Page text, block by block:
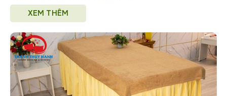
XEM THÊM